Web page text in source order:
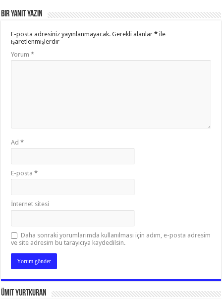
Bir yanıt yazın
E-posta adresiniz yayınlanmayacak. Gerekli alanlar* ile
işaretlenmişlerdir
Yorum*
Ad*
E-posta*
İnternet sitesi
Daha sonraki yorumlarımda kullanılması için adım, e-posta adresim
ve site adresim bu tarayıcıya kaydedilsin.
Ümit Yurtkuran